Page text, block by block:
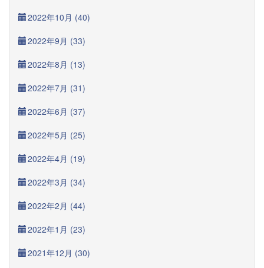
2022年10月 (40)
2022年9月 (33)
2022年8月 (13)
2022年7月 (31)
2022年6月 (37)
2022年5月 (25)
2022年4月 (19)
2022年3月 (34)
2022年2月 (44)
2022年1月 (23)
2021年12月 (30)